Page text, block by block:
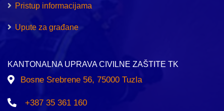
Pristup informacijama
Upute za građane
KANTONALNA UPRAVA CIVILNE ZAŠTITE TK
Bosne Srebrene 56, 75000 Tuzla
+387 35 361 160